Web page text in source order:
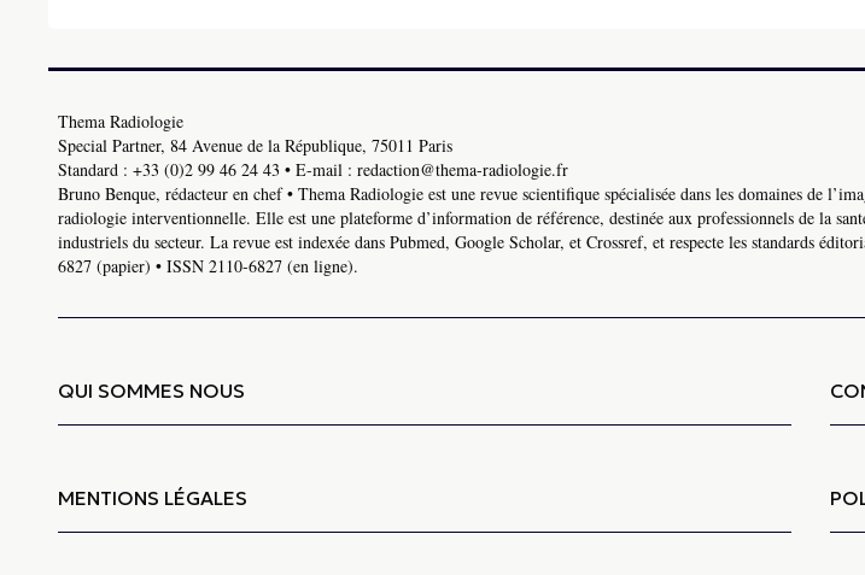
Thema Radiologie
Special Partner, 84 Avenue de la République, 75011 Paris
Standard : +33 (0)2 99 46 24 43 • E-mail : redaction@thema-radiologie.fr
Bruno Benque, rédacteur en chef • Thema Radiologie est une revue scientifique spécialisée dans les domaines de
radiologie interventionnelle. Elle est une plateforme d’information de référence, destinée aux professionnels de la
industriels du secteur. La revue est indexée dans Pubmed, Google Scholar, et Crossref, et respecte les standards
6827 (papier) • ISSN 2110-6827 (en ligne).
QUI SOMMES NOUS
MENTIONS LÉGALES